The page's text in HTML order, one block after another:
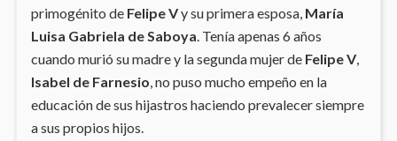
primogénito de Felipe Vy su primera esposa, María
Luisa Gabriela de Saboya. Tenía apenas 6 años
cuando murió su madre y la segunda mujer de Felipe V,
Isabel de Farnesio, no puso mucho empeño en la
educación de sus hijastros haciendo prevalecer siempre
a sus propios hijos.